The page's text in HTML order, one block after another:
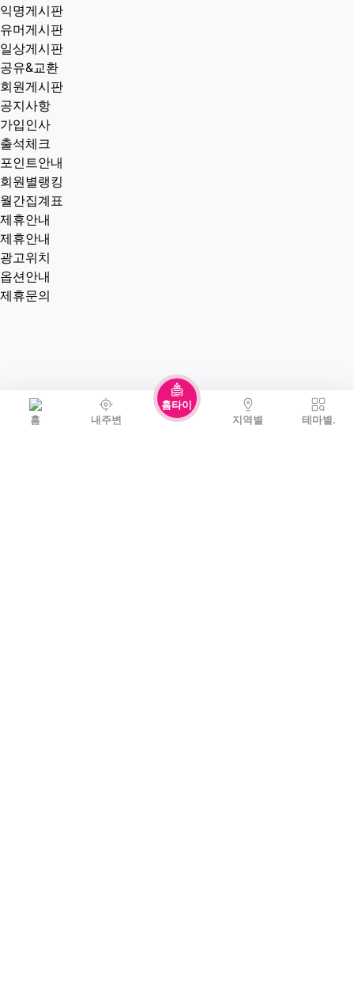
홈 내주변
홈타이
지역별
테마별.
익명게시판
유머게시판
일상게시판
공유&교환
회원게시판
공지사항
가입인사
출석체크
포인트안내
회원별랭킹
월간집계표
제휴안내
제휴안내
광고위치
옵션안내
제휴문의